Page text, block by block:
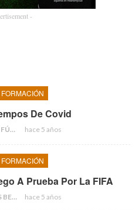
-
De Covid
FORMACIÓN FÚTBOL hace 5 años
A Prueba Por La FIFA
IVÁN CHAVES BERMEJO hace 5 años